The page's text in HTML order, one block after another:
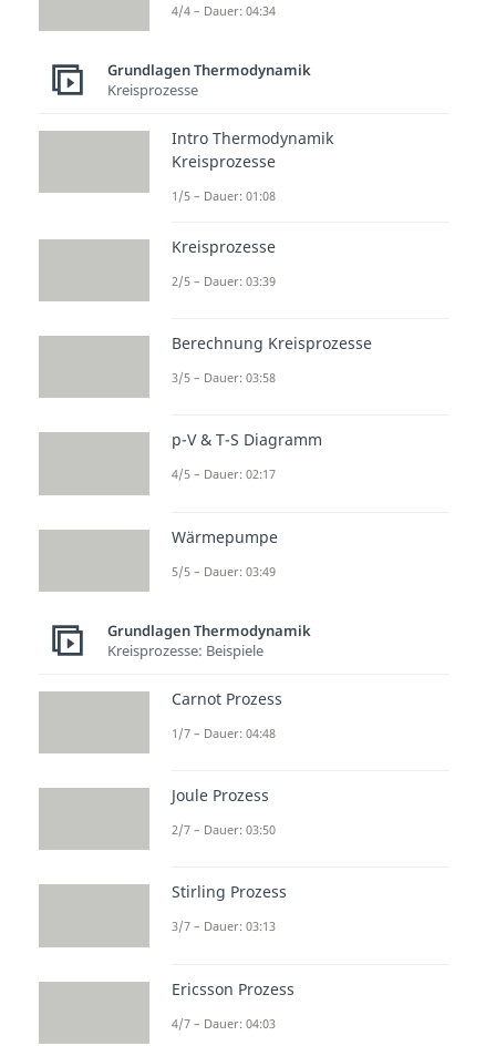
4/4 – Dauer: 04:34
Grundlagen Thermodynamik
Kreisprozesse
Intro Thermodynamik
Kreisprozesse
1/5 – Dauer: 01:08
Kreisprozesse
2/5 – Dauer: 03:39
Berechnung Kreisprozesse
3/5 – Dauer: 03:58
p-V & T-S Diagramm
4/5 – Dauer: 02:17
Wärmepumpe
5/5 – Dauer: 03:49
Grundlagen Thermodynamik
Kreisprozesse: Beispiele
Carnot Prozess
1/7 – Dauer: 04:48
Joule Prozess
2/7 – Dauer: 03:50
Stirling Prozess
3/7 – Dauer: 03:13
Ericsson Prozess
4/7 – Dauer: 04:03